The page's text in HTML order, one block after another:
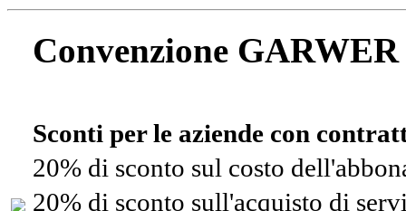
Convenzione
Sconti per le aziende con
20% di sconto sul costo
20% di sconto sull'acquisto di